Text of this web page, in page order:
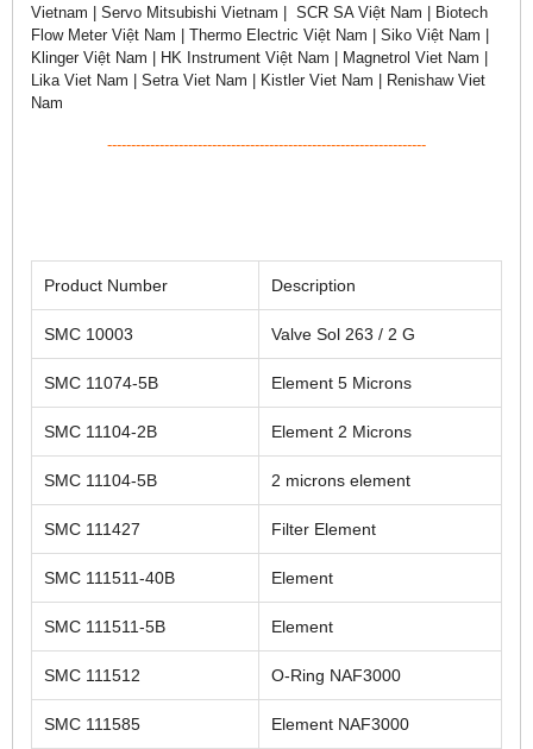
Vietnam | Servo Mitsubishi Vietnam | SCR SA Việt Nam | Biotech
Flow Meter Việt Nam | Thermo Electric Việt Nam | Siko Việt Nam |
Klinger Việt Nam | HK Instrument Việt Nam | Magnetrol Viet Nam |
Lika Viet Nam | Setra Viet Nam | Kistler Viet Nam | Renishaw Viet
Nam
-------------------------------------------------------------------
Product Number Description
SMC 10003 Valve Sol 263 / 2 G
SMC 11074-5B Element 5 Microns
SMC 11104-2B Element 2 Microns
SMC 11104-5B 2 microns element
SMC 111427 Filter Element
SMC 111511-40B Element
SMC 111511-5B Element
SMC 111512 O-Ring NAF3000
SMC 111585 Element NAF3000